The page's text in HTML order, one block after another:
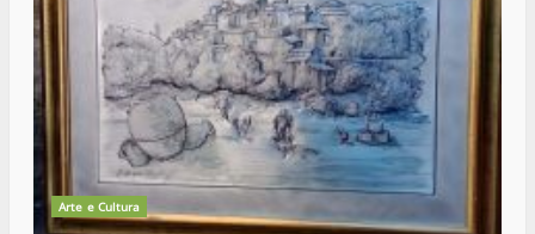
Arte e Cultura